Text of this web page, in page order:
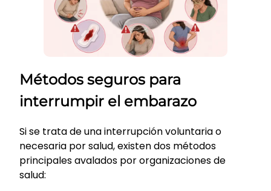
Métodos seguros para
interrumpir el embarazo
Si se trata de una interrupción voluntaria o
necesaria por salud, existen dos métodos
principales avalados por organizaciones de
salud: